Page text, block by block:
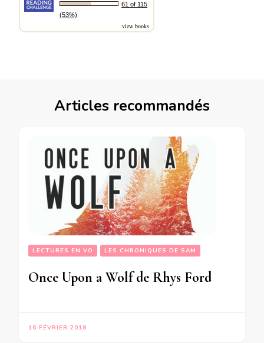
61 of 115
(53%)
view books
Articles recommandés
LECTURES EN VO LES CHRONIQUES DE SAM
Once Upon a Wolf de Rhys Ford
16 FÉVRIER 2018